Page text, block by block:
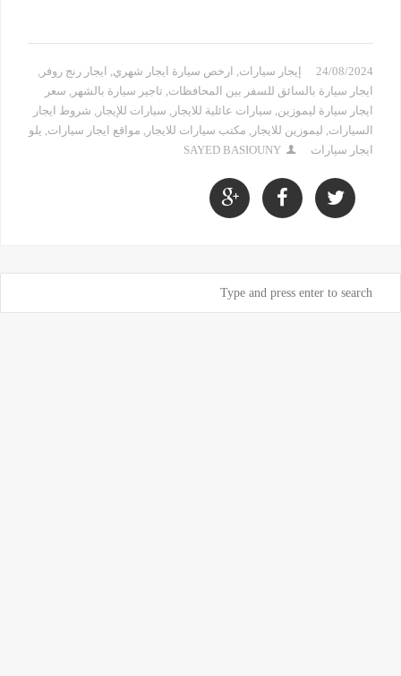
24/08/2024 إيجار سيارات, ارخص سيارة ايجار شهري, ايجار رنج روفر ,
ايجار سيارة بالسائق للسفر بين المحافظات, تاجير سيارة بالشهر , سعر
ايجار سيارة ليموزين, سيارات عائلية للايجار , سيارات للإيجار , شروط ايجار
السيارات, ليموزين للايجار , مكتب سيارات للايجار , مواقع ايجار سيارات, يلو
ايجار سيارات
SAYED BASIOUNY